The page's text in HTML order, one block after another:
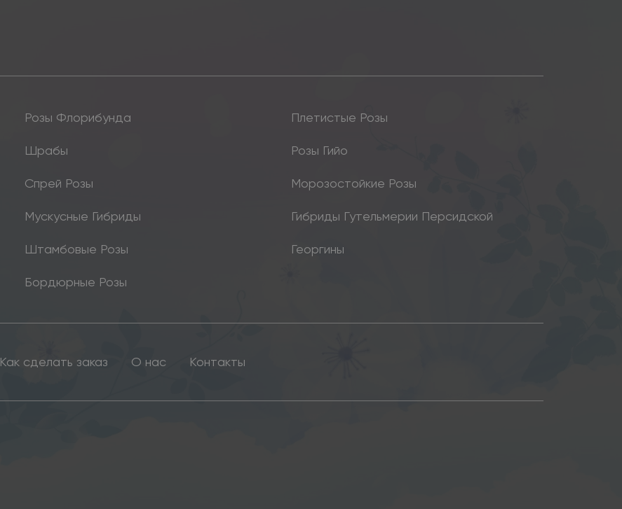
Розы Флорибунда Плетистые Розы
Шрабы Розы Гийо
Спрей Розы Морозостойкие Розы
Мускусные Гибриды Гибриды Гутельмерии Персидской
Штамбовые Розы Георгины
Бордюрные Розы
Как сделать заказ О нас Контакты